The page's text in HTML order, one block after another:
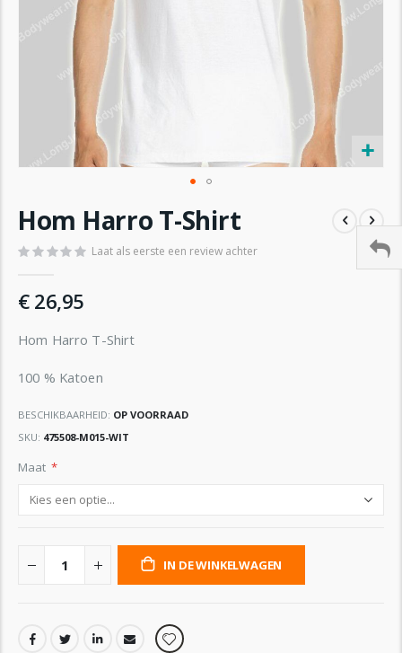
naar
het
begin
afbeeldingen-
Hom Harro T-Shirt
Laat als eerste een review achter
€ 26,95
Hom Harro T-Shirt
100 % Katoen
BESCHIKBAARHEID: OP VOORRAAD
SKU 475508-M015-WIT
Maat
IN DE WINKELWAGEN